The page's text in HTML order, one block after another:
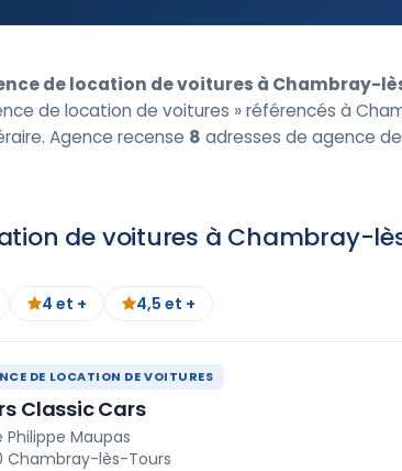
de location de voitures à Chambray-
de location de voitures » référencés à
Agence recense 8 adresses de agence
de voitures à Chambray-
4 et + 4,5 et +
DE LOCATION DE VOITURES
Classic Cars
Philippe Maupas
Chambray-lès-Tours